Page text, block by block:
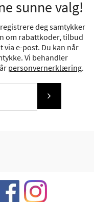
sunne valg!
deg samtykker
om rabattkoder, tilbud
e-post. Du kan når
Vi behandler
personvernerklæring.